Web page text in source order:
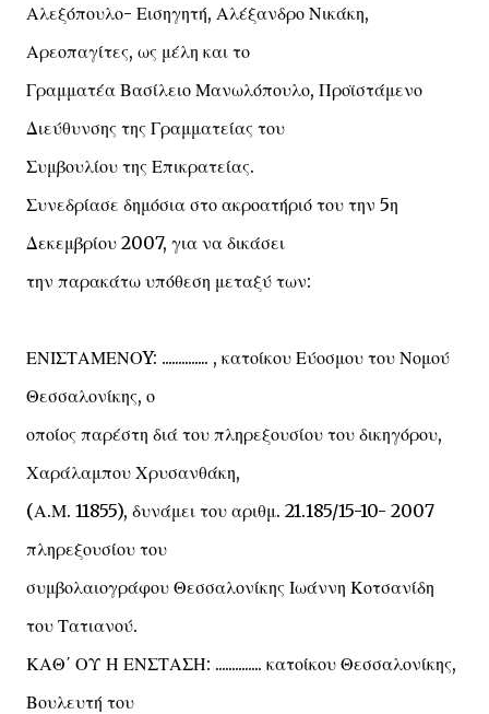
Αλεξόπουλο- Εισηγητή, Αλέξανδρο Νικάκη,
Αρεοπαγίτες, ως μέλη και το
Γραμματέα Βασίλειο Μανωλόπουλο, Προϊστάμενο
Διεύθυνσης της Γραμματείας του
Συμβουλίου της Επικρατείας.
Συνεδρίασε δημόσια στο ακροατήριό του την 5η
Δεκεμβρίου 2007, για να δικάσει
την παρακάτω υπόθεση μεταξύ των:
ΕΝΙΣΤΑΜΕΝΟY: .............. , κατοίκου Εύοσμου του Νομού
Θεσσαλονίκης, ο
οποίος παρέστη διά του πληρεξουσίου του δικηγόρου,
Χαράλαμπου Χρυσανθάκη,
(Α.Μ. 11855), δυνάμει του αριθμ. 21.185/15-10- 2007
πληρεξουσίου του
συμβολαιογράφου Θεσσαλονίκης Ιωάννη Κοτσανίδη
του Τατιανού.
ΚΑΘ΄ ΟΥ Η ΕΝΣΤΑΣΗ: .............. κατοίκου Θεσσαλονίκης,
Βουλευτή του